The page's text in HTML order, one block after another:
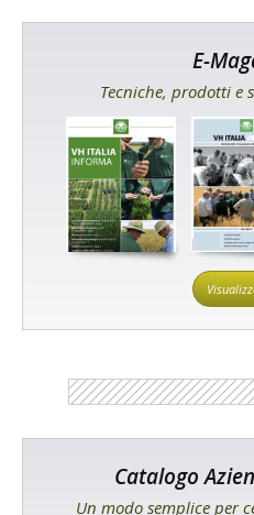
E-
Tecniche, prodotti e
Catalogo
Un modo semplice per